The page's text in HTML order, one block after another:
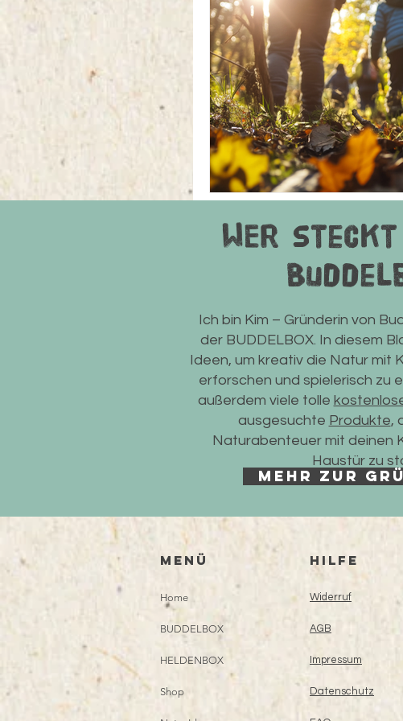
WEr
Ich bin Kim – Gründerin von
der BUDDELBOX. In diesem
Ideen, um kreativ die Natur mit
erforschen und spielerisch zu
außerdem viele tolle
ausgesuchte Produkte,
Naturabenteuer mit deinen
Haustür zu
mehr zur
Menü
Home
BUDDELBOX
HELDENBOX
Shop
HILFE
Widerruf
AGB
Impressum
Datenschutz